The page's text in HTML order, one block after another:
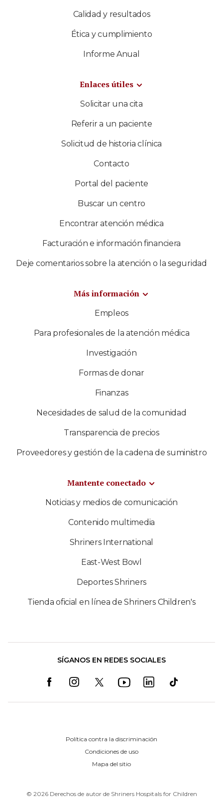
Calidad y resultados
Ética y cumplimiento
Informe Anual
Enlaces útiles
Solicitar una cita
Referir a un paciente
Solicitud de historia clínica
Contacto
Portal del paciente
Buscar un centro
Encontrar atención médica
Facturación e información financiera
Deje comentarios sobre la atención o la seguridad
Más información
Empleos
Para profesionales de la atención médica
Investigación
Formas de donar
Finanzas
Necesidades de salud de la comunidad
Transparencia de precios
Proveedores y gestión de la cadena de suministro
Mantente conectado
Noticias y medios de comunicación
Contenido multimedia
Shriners International
East-West Bowl
Deportes Shriners
Tienda oficial en línea de Shriners Children's
SÍGANOS EN REDES SOCIALES
Política contra la discriminación
Condiciones de uso
Mapa del sitio
© 2026 Derechos de autor de Shriners Hospitals for Children